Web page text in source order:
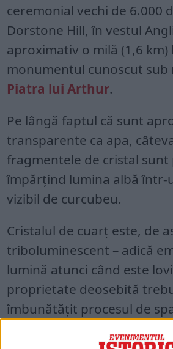
ceremonial vechi de 6.000
Dorstone Hill, în vestul
aproximativ o milă (1,6 km)
monumentul cunoscut sub
Piatra lui Arthur.
Pe lângă faptul că sunt
transparente ca apa,
fragmentele de cristal sunt
împărțind lumina albă într-
vizibil de curcubeu.
Cristalul de cuarț este, de
triboluminescent – adică
lumină atunci când este
proprietate deosebită
îmbunătățit procesul de